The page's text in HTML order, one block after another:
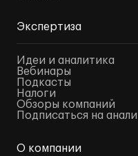
Экспертиза
Идеи и аналитика
Вебинары
Подкасты
Налоги
Обзоры компаний
Подписаться на
О компании